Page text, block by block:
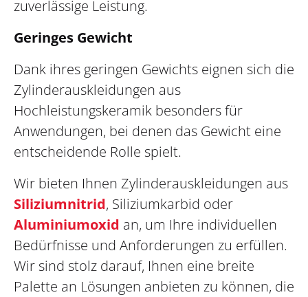
zuverlässige Leistung.
Geringes Gewicht
Dank ihres geringen Gewichts eignen sich die
Zylinderauskleidungen aus
Hochleistungskeramik besonders für
Anwendungen, bei denen das Gewicht eine
entscheidende Rolle spielt.
Wir bieten Ihnen Zylinderauskleidungen aus
Siliziumnitrid, Siliziumkarbid oder
Aluminiumoxid an, um Ihre individuellen
Bedürfnisse und Anforderungen zu erfüllen.
Wir sind stolz darauf, Ihnen eine breite
Palette an Lösungen anbieten zu können, die